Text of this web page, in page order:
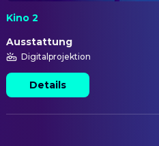
Kino 2
Ausstattung
Digitalprojektion
Details